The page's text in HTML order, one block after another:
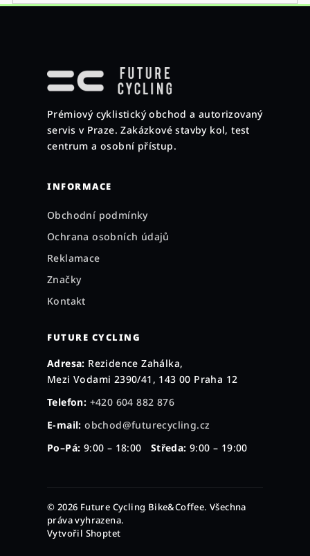
Prémiový cyklistický obchod a autorizovaný
servis v Praze. Zakázkové stavby kol, test
centrum a osobní přístup.
INFORMACE
Obchodní podmínky
Ochrana osobních údajů
Reklamace
Značky
Kontakt
FUTURE CYCLING
Adresa: Rezidence Zahálka,
Mezi Vodami 2390/41, 143 00 Praha 12
Telefon: +420 604 882 876
E-mail: obchod@futurecycling.cz
Po–Pá: 9:00 – 18:00 Středa: 9:00 – 19:00
© 2026 Future Cycling Bike&Coffee. Všechna
práva vyhrazena.
Vytvořil Shoptet